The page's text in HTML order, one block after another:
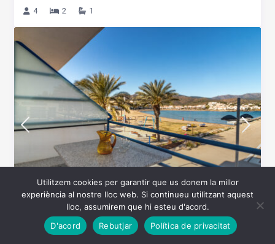
4 2 1
Des de 109 €/nit
Utilitzem cookies per garantir que us donem la millor
experiència al nostre lloc web. Si continueu utilitzant aquest
lloc, assumirem que hi esteu d'acord.
D'acord
Rebutjar Política de privacitat